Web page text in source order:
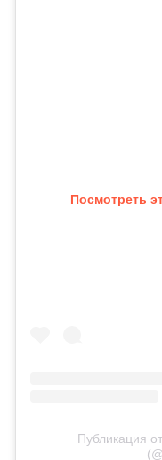
Посмотреть
Публикация